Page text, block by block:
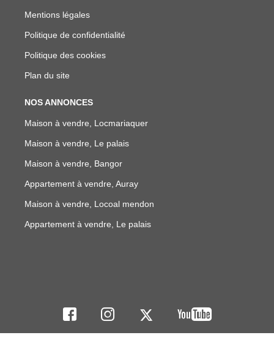
Mentions légales
Politique de confidentialité
Politique des cookies
Plan du site
NOS ANNONCES
Maison à vendre, Locmariaquer
Maison à vendre, Le palais
Maison à vendre, Bangor
Appartement à vendre, Auray
Maison à vendre, Locoal mendon
Appartement à vendre, Le palais